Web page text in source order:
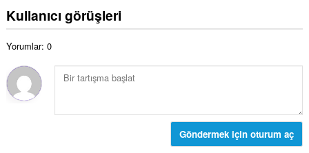
s
ı
y
s
ı
s
l
o
y
y
Kullanıcı görüşleri
Yorumlar: 0
Göndermek için oturum aç